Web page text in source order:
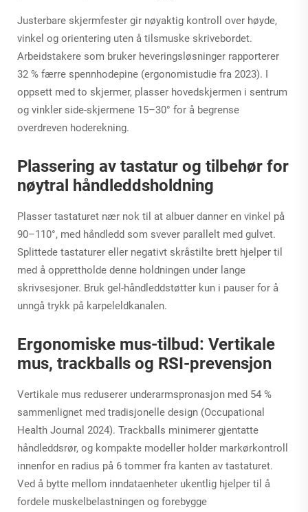
Justerbare skjermfester gir nøyaktig kontroll over høyde,
vinkel og orientering uten å tilsmuske skrivebordet.
Arbeidstakere som bruker heveringsløsninger rapporterer
32 % færre spennhodepine (ergonomistudie fra 2023). I
oppsett med to skjermer, plasser hovedskjermen i sentrum
og vinkler side-skjermene 15–30° for å begrense
overdreven hoderekning.
Plassering av tastatur og tilbehør for
nøytral håndleddsholdning
Plasser tastaturet nær nok til at albuer danner en vinkel på
90–110°, med håndledd som svever parallelt med gulvet.
Splittede tastaturer eller negativt skråstilte brett hjelper til
med å opprettholde denne holdningen under lange
skrivsesjoner. Bruk gel-håndleddstøtter kun i pauser for å
unngå trykk på karpeleldkanalen.
Ergonomiske mus-tilbud: Vertikale
mus, trackballs og RSI-prevensjon
Vertikale mus reduserer underarmspronasjon med 54 %
sammenlignet med tradisjonelle design (Occupational
Health Journal 2024). Trackballs minimerer gjentatte
håndleddsrør, og kompakte modeller holder markørkontroll
innenfor en radius på 6 tommer fra kanten av tastaturet.
Ved å bytte mellom inndataenheter ukentlig hjelper til å
fordele muskelbelastningen og forebygge